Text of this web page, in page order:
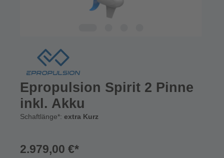
Epropulsion Spirit 2 Pinne
inkl. Akku
Schaftlänge*: extra Kurz
2.979,00 €*